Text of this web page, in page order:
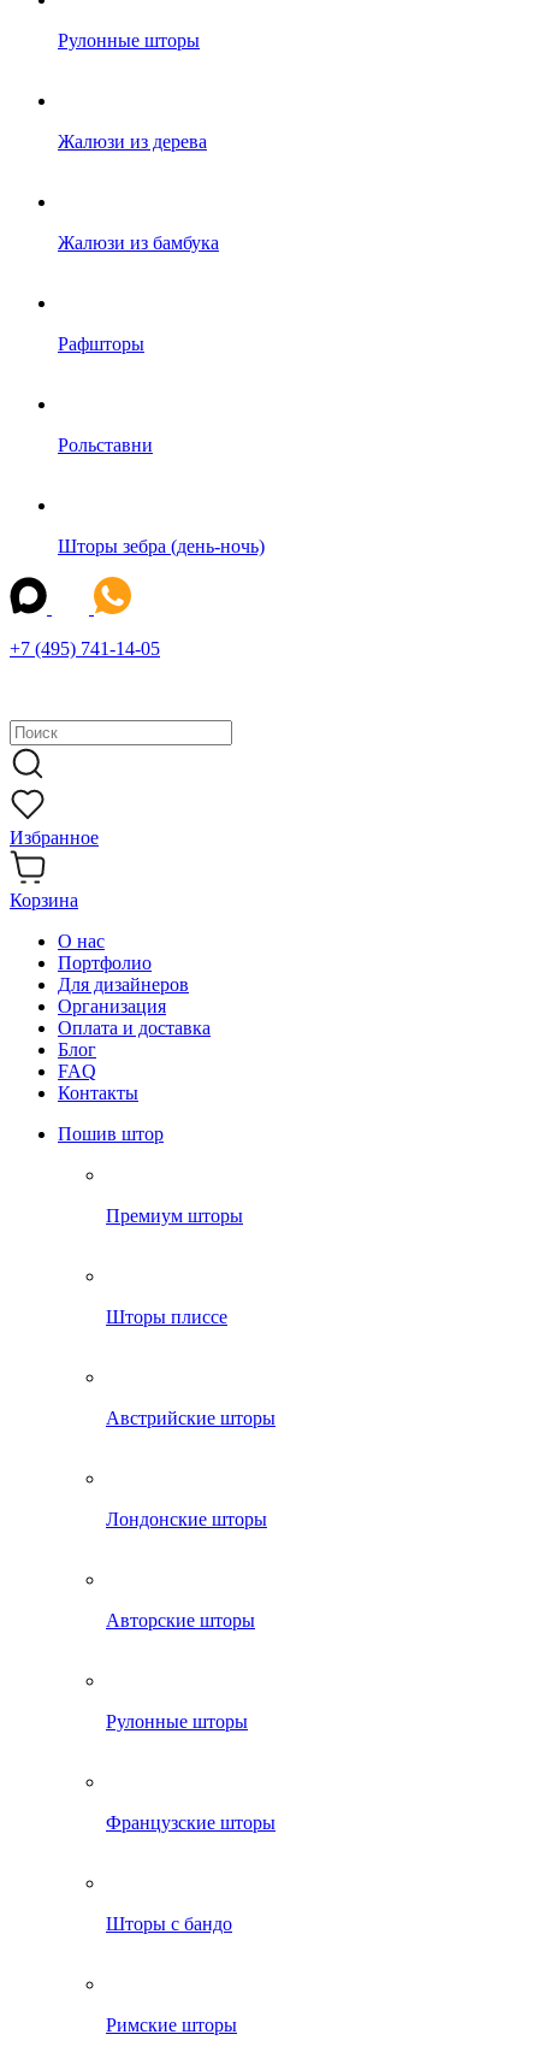
Рулонные шторы
Жалюзи из дерева
Жалюзи из бамбука
Рафшторы
Рольставни
Шторы зебра (день-ночь)
+7 (495) 741-14-05
Избранное
Корзина
О нас
Портфолио
Для дизайнеров
Организация
Оплата и доставка
Блог
FAQ
Контакты
Пошив штор
Премиум шторы
Шторы плиссе
Австрийские шторы
Лондонские шторы
Авторские шторы
Рулонные шторы
Французские шторы
Шторы с бандо
Римские шторы